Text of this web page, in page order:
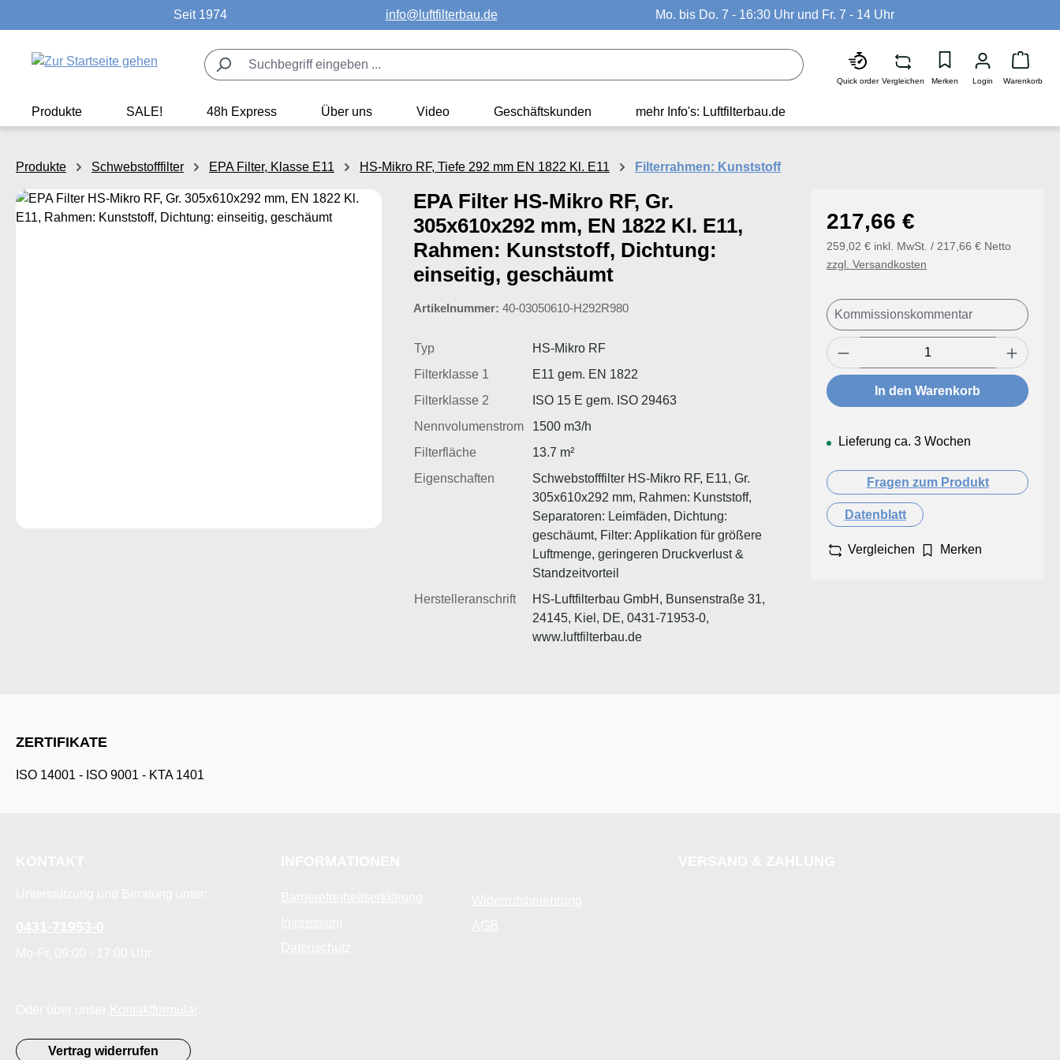
Zur Hauptnavigation springenSeit 1974 info@luftfilterbau.de Mo. bis Do. 7 - 16:30 Uhr und Fr. 7 - 14 Uhr
Quick order Vergleichen Merken Login Warenkorb
Produkte SALE! 48h Express Über uns Video Geschäftskunden mehr Info's: Luftfilterbau.de
Produkte Schwebstofffilter EPA Filter, Klasse E11 HS-Mikro RF, Tiefe 292 mm EN 1822 Kl. E11 Filterrahmen: Kunststoff
Bildergalerie überspringen
EPA Filter HS-Mikro RF, Gr.
305x610x292 mm, EN 1822 Kl. E11,
Rahmen: Kunststoff, Dichtung:
einseitig, geschäumt
Artikelnummer: 40-03050610-H292R980
Typ
HS-Mikro RF
Filterklasse 1
E11 gem. EN 1822
Filterklasse 2
ISO 15 E gem. ISO 29463
Nennvolumenstrom
1500 m3/h
Filterfläche
13.7 m²
Eigenschaften
Schwebstofffilter HS-Mikro RF, E11, Gr.
305x610x292 mm, Rahmen: Kunststoff,
Separatoren: Leimfäden, Dichtung:
geschäumt, Filter: Applikation für größere
Luftmenge, geringeren Druckverlust &
Standzeitvorteil
Herstelleranschrift
HS-Luftfilterbau GmbH, Bunsenstraße 31,
24145, Kiel, DE, 0431-71953-0,
www.luftfilterbau.de
Regulärer Preis:
217,66 €
259,02 € inkl. MwSt. / 217,66 € Netto
zzgl. Versandkosten
Produkt Anzahl: Gib den
In den Warenkorb
Lieferung ca. 3 Wochen
Fragen zum Produkt
Datenblatt
Vergleichen Merken
ZERTIFIKATE
ISO 14001 - ISO 9001 - KTA 1401
Vertrag widerrufen